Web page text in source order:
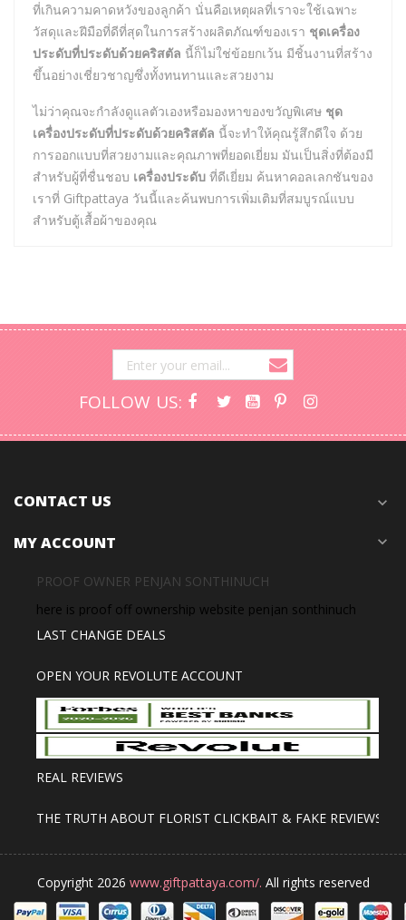
ที่เกินความคาดหวังของลูกค้า นั่นคือเหตุผลที่เราจะใช้เฉพาะ
วัสดุและฝีมือที่ดีที่สุดในการสร้างผลิตภัณฑ์ของเรา ชุดเครื่อง
ประดับที่ประดับด้วยคริสตัล นี้ก็ไม่ใช่ข้อยกเว้น มีชิ้นงานที่สร้าง
ขึ้นอย่างเชี่ยวชาญซึ่งทั้งทนทานและสวยงาม
ไม่ว่าคุณจะกำลังดูแลตัวเองหรือมองหาของขวัญพิเศษ ชุด
เครื่องประดับที่ประดับด้วยคริสตัล นี้จะทำให้คุณรู้สึกดีใจ ด้วย
การออกแบบที่สวยงามและคุณภาพที่ยอดเยี่ยม มันเป็นสิ่งที่ต้องมี
สำหรับผู้ที่ชื่นชอบ เครื่องประดับ ที่ดีเยี่ยม ค้นหาคอลเลกชันของ
เราที่ Giftpattaya วันนี้และค้นพบการเพิ่มเติมที่สมบูรณ์แบบ
สำหรับตู้เสื้อผ้าของคุณ
FOLLOW US:
CONTACT US expand_more
MY ACCOUNT expand_more
PROOF OWNER PENJAN SONTHINUCH
here is proof off ownership website penjan sonthinuch
LAST CHANGE DEALS
OPEN YOUR REVOLUTE ACCOUNT
REAL REVIEWS
THE TRUTH ABOUT FLORIST CLICKBAIT & FAKE REVIEWS
Copyright 2026 www.giftpattaya.com/. All rights reserved